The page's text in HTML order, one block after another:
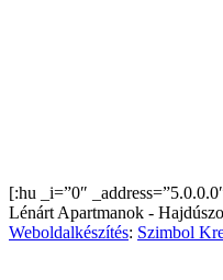
[:hu _i=”0″
Lénárt Apartmanok -
Weboldalkészítés: Szimbol